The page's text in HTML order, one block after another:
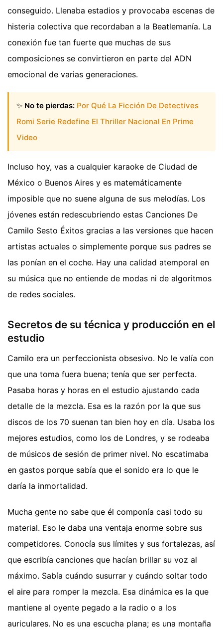
conseguido. Llenaba estadios y provocaba escenas de
histeria colectiva que recordaban a la Beatlemanía. La
conexión fue tan fuerte que muchas de sus
composiciones se convirtieron en parte del ADN
emocional de varias generaciones.
✨ No te pierdas: Por Qué La Ficción De Detectives
Romi Serie Redefine El Thriller Nacional En Prime
Video
Incluso hoy, vas a cualquier karaoke de Ciudad de
México o Buenos Aires y es matemáticamente
imposible que no suene alguna de sus melodías. Los
jóvenes están redescubriendo estas Canciones De
Camilo Sesto Éxitos gracias a las versiones que hacen
artistas actuales o simplemente porque sus padres se
las ponían en el coche. Hay una calidad atemporal en
su música que no entiende de modas ni de algoritmos
de redes sociales.
Secretos de su técnica y producción en el
estudio
Camilo era un perfeccionista obsesivo. No le valía con
que una toma fuera buena; tenía que ser perfecta.
Pasaba horas y horas en el estudio ajustando cada
detalle de la mezcla. Esa es la razón por la que sus
discos de los 70 suenan tan bien hoy en día. Usaba los
mejores estudios, como los de Londres, y se rodeaba
de músicos de sesión de primer nivel. No escatimaba
en gastos porque sabía que el sonido era lo que le
daría la inmortalidad.
Mucha gente no sabe que él componía casi todo su
material. Eso le daba una ventaja enorme sobre sus
competidores. Conocía sus límites y sus fortalezas, así
que escribía canciones que hacían brillar su voz al
máximo. Sabía cuándo susurrar y cuándo soltar todo
el aire para romper la mezcla. Esa dinámica es la que
mantiene al oyente pegado a la radio o a los
auriculares. No es una escucha plana; es una montaña